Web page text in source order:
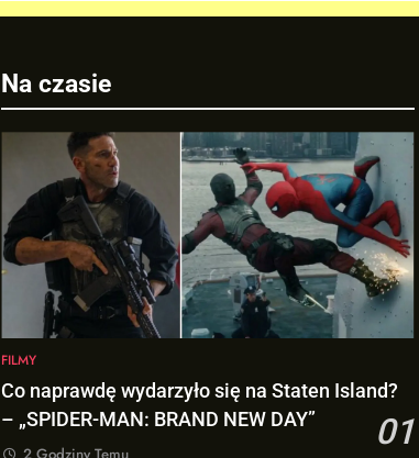
Na czasie
FILMY
Co naprawdę wydarzyło się na Staten Island?
– „SPIDER-MAN: BRAND NEW DAY”
01